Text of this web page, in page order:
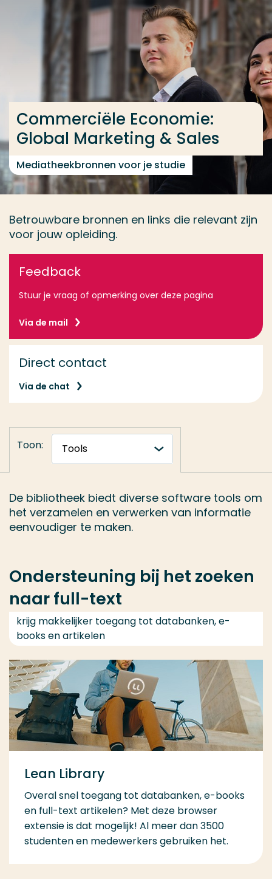
Ga direct naar de content
... > Tools
Commerciële Economie:
Global Marketing & Sales
Mediatheekbronnen voor je studie
Betrouwbare bronnen en links die relevant zijn
voor jouw opleiding.
Feedback
Stuur je vraag of opmerking over deze pagina
Via de mail
Direct contact
Via de chat
Toon:
De bibliotheek biedt diverse software tools om
het verzamelen en verwerken van informatie
eenvoudiger te maken.
Ondersteuning bij het zoeken
naar full-text
krijg makkelijker toegang tot databanken, e-
books en artikelen
Lean Library
Overal snel toegang tot databanken, e-books
en full-text artikelen? Met deze browser
extensie is dat mogelijk! Al meer dan 3500
studenten en medewerkers gebruiken het.
Veel gezocht
Opleiding
Contact